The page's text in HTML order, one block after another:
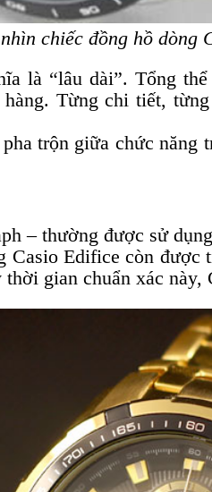
chiếc đồng hồ dòng
là “lâu dài”. Tổng
Từng chi tiết,
trộn giữa chức
– thường được sử
Edifice còn
gian chuẩn xác